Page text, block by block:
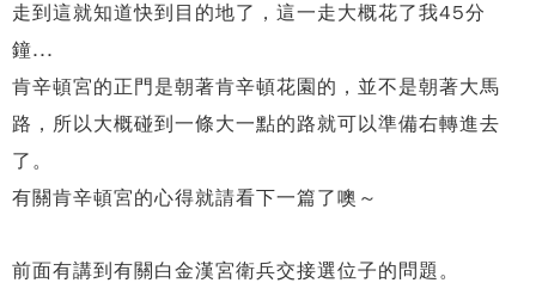
走到這就知道快到目的地了，這一走大概花了我45分
鐘...
肯辛頓宮的正門是朝著肯辛頓花園的，並不是朝著大馬
路，所以大概碰到一條大一點的路就可以準備右轉進去
了。
有關肯辛頓宮的心得就請看下一篇了噢～
前面有講到有關白金漢宮衛兵交接選位子的問題。